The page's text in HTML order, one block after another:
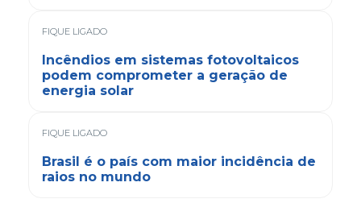
FIQUE LIGADO
Incêndios em sistemas fotovoltaicos
podem comprometer a geração de
energia solar
FIQUE LIGADO
Brasil é o país com maior incidência de
raios no mundo